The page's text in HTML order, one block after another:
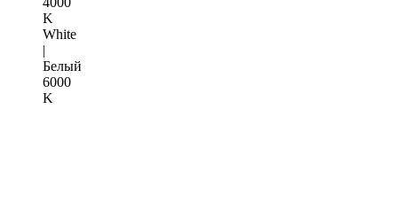
K
White
|
Белый
6000
K